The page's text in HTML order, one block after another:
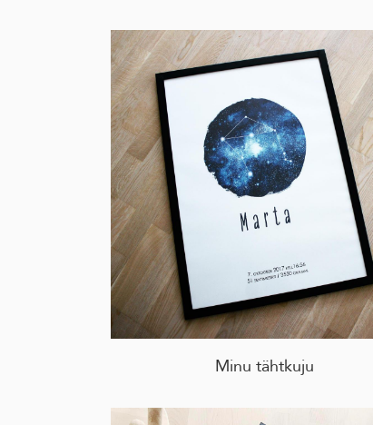
Minu tähtkuju